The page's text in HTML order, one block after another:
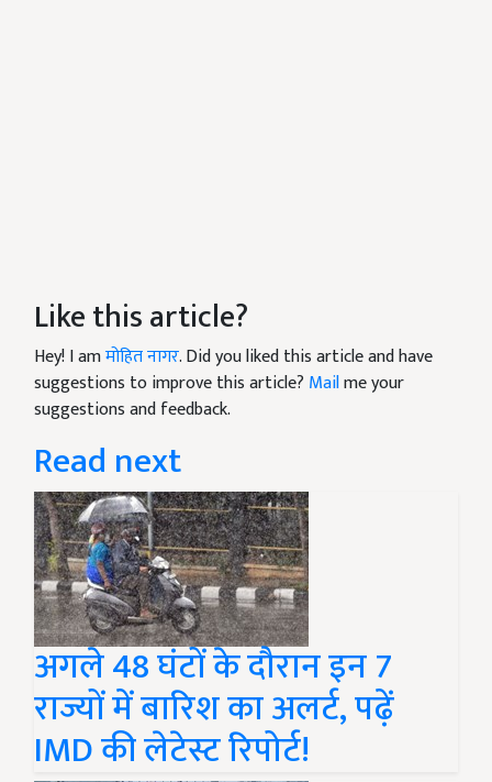
Like this article?
Hey! I amमोहित नागर. Did you liked this article and have
suggestions to improve this article? Mailme your
suggestions and feedback.
Read next
अगले 48 घंटों के दौरान इन 7
राज्यों में बारिश का अलर्ट, पढ़ें
IMD की लेटेस्ट रिपोर्ट!